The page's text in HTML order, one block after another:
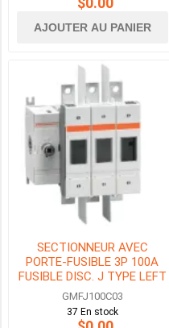
AJOUTER AU PANIER
SECTIONNEUR AVEC
PORTE-FUSIBLE 3P 100A
FUSIBLE DISC. J TYPE LEFT
POSITION
GMFJ100C03
37 En stock
HP MAX DU
50HP
(3)
75HP
(2)
150HP
350HP
(1)
500HP